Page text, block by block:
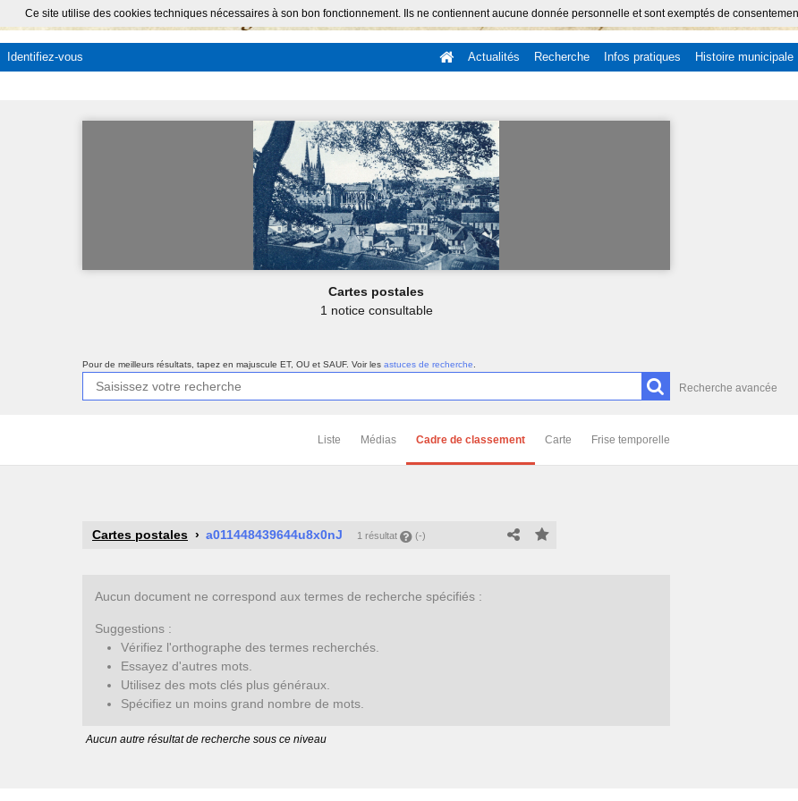
Ce site utilise des cookies techniques nécessaires à son bon fonctionnement. Ils ne contiennent aucune donnée personnelle et sont exemptés de
Identifiez-vous Actualités Recherche Infos pratiques Histoire municipale
Cartes postales
1 notice consultable
Pour de meilleurs résultats, tapez en majuscule ET, OU et SAUF. Voir les astuces de recherche
Recherche avancée
Liste Médias Cadre de classement Carte Frise temporelle
Cartes postales a011448439644u8x0nJ 1 résultat (-)
Aucun document ne correspond aux termes de recherche spécifiés :
Suggestions :
Vérifiez l'orthographe des termes recherchés.
Essayez d'autres mots.
Utilisez des mots clés plus généraux.
Spécifiez un moins grand nombre de mots.
Aucun autre résultat de recherche sous ce niveau